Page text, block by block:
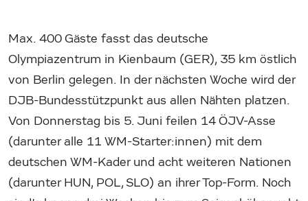
Max. 400 Gäste fasst das deutsche
Olympiazentrum in Kienbaum (GER), 35 km östlich
von Berlin gelegen. In der nächsten Woche wird der
DJB-Bundesstützpunkt aus allen Nähten platzen.
Von Donnerstag bis 5. Juni feilen 14 ÖJV-Asse
(darunter alle 11 WM-Starter:innen) mit dem
deutschen WM-Kader und acht weiteren Nationen
(darunter HUN, POL, SLO) an ihrer Top-Form. Noch